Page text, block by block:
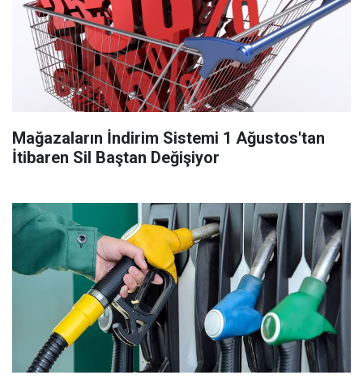
Mağazaların İndirim Sistemi 1 Ağustos'tan
İtibaren Sil Baştan Değişiyor